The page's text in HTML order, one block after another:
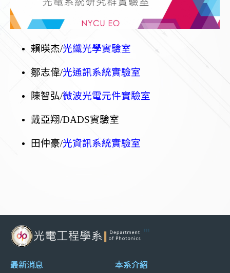
賴暎杰/光纖光學實驗室
鄒志偉/光通訊系統實驗室
陳智弘/微波光電元件實驗室
戴亞翔/DADS實驗室
田仲豪/光資訊系統實驗室
:::
最新消息 本系介紹